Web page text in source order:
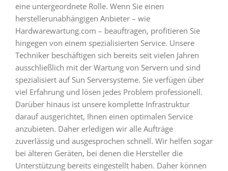
eine untergeordnete Rolle. Wenn Sie einen
herstellerunabhängigen Anbieter – wie
Hardwarewartung.com – beauftragen, profitieren Sie
hingegen von einem spezialisierten Service. Unsere
Techniker beschäftigen sich bereits seit vielen Jahren
ausschließlich mit der Wartung von Servern und sind
spezialisiert auf Sun Serversysteme. Sie verfügen über
viel Erfahrung und lösen jedes Problem professionell.
Darüber hinaus ist unsere komplette Infrastruktur
darauf ausgerichtet, Ihnen einen optimalen Service
anzubieten. Daher erledigen wir alle Aufträge
zuverlässig und ausgesprochen schnell. Wir helfen sogar
bei älteren Geräten, bei denen die Hersteller die
Unterstützung bereits eingestellt haben. Daher können